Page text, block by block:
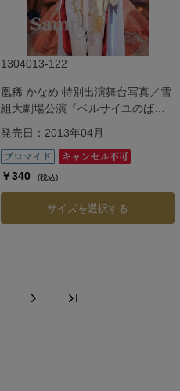
1304013-122
凰稀 かなめ 特別出演舞台写真／雪
組大劇場公演『ベルサイユのば
ら』―フェルゼン編―
発売日：2013年04月
￥340 (税込)
サイズを選択する